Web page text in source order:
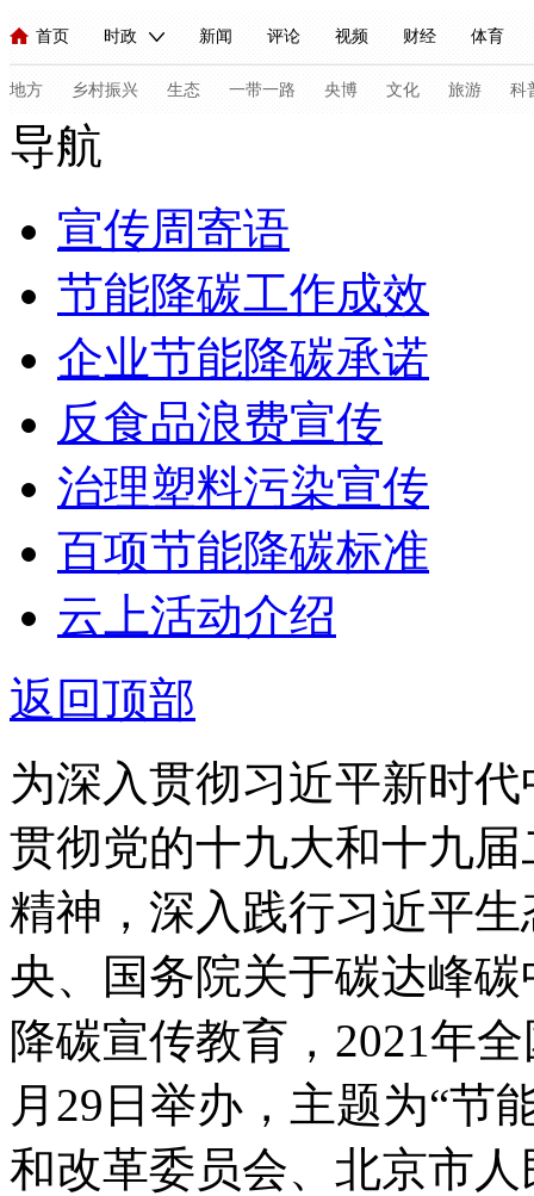
首页 时政 新闻 评论 视频 财经 体育
人民领袖习近平 联播+ 中国领导人 央视快评 习式妙语
直播 栏目大全 节目单 听音 微视频 主持人
海外频道 iPanda English Монгол
地方 乡村振兴 生态 一带一路 央博 文化 旅游 科
总台春晚
新闻 国内 国际 评论 军事
人民领袖习近平 联播+ 热解读 天天学习
视频 小央视频 小央直播 直播中国
现场 前线 比划 快看 蓝海中国
体育 直播 竞猜 2026年世界杯 2026年冬奥会
VIP会员 CCTV奥林匹克频道 生活体育大会
财经 教育 乡村振兴 生态环境 一带一路
大国智造 大国展会 大国保险
CCTV.节目官网 直播 节目单 栏目 片库 热播榜
导航
宣传周寄语
节能降碳工作成效
企业节能降碳承诺
反食品浪费宣传
治理塑料污染宣传
百项节能降碳标准
云上活动介绍
返回顶部
为深入贯彻习近平新时
贯彻党的十九大和十九
精神，深入践行习近平
央、国务院关于碳达峰
降碳宣传教育，2021年
月29日举办，主题为“节
和改革委员会、北京市